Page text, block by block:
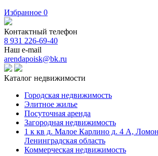
Избранное 0
Контактный телефон
8 931 226-69-40
Наш e-mail
arendapoisk@bk.ru
Каталог недвижимости
Городская недвижимость
Элитное жилье
Посуточная аренда
Загородная недвижимость
1 к кв д. Малое Карлино д. 4 А,
Ленинградская область
Коммерческая недвижимость